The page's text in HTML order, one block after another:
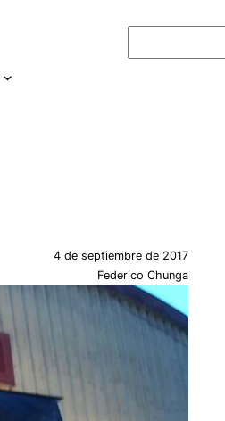
4 de septiembre de 2017
Federico Chunga